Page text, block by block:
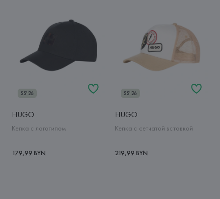
SS'26
HUGO
Кепка с логотипом
179,99 BYN
SS'26
HUGO
Кепка с сетчатой вставкой
219,99 BYN